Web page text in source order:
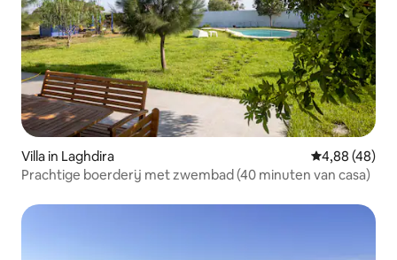
Villa in Laghdira Gemiddelde
4,88 (48)
Prachtige boerderij met zwembad (40 minuten van casa)